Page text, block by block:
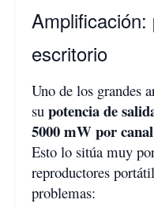
escritorio
Uno de los grandes
su potencia de
5000 mW por
Esto lo sitúa muy
reproductores
problemas: